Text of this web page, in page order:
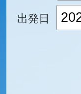
出発日